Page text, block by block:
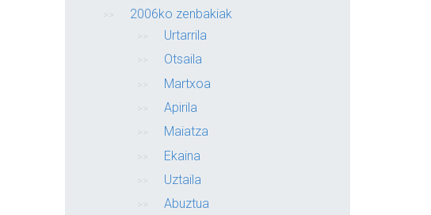
2006ko zenbakiak
Urtarrila
Otsaila
Martxoa
Apirila
Maiatza
Ekaina
Uztaila
Abuztua